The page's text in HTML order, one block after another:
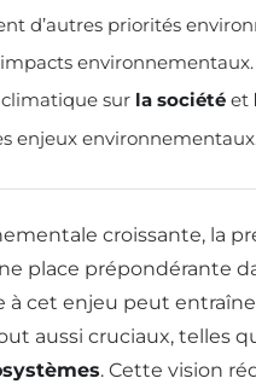
d’autres priorités
environnementaux.
climatique sur la société et
enjeux environnementaux.
croissante, la
place prépondérante
cet enjeu peut
aussi cruciaux, telles
. Cette vision